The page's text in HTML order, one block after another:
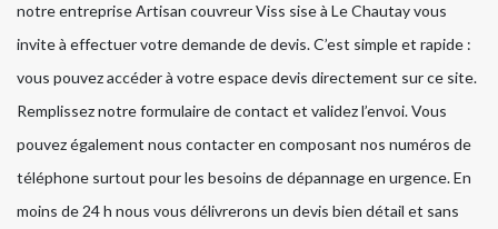
notre entreprise Artisan couvreur Viss sise à Le Chautay vous
invite à effectuer votre demande de devis. C’est simple et rapide :
vous pouvez accéder à votre espace devis directement sur ce site.
Remplissez notre formulaire de contact et validez l’envoi. Vous
pouvez également nous contacter en composant nos numéros de
téléphone surtout pour les besoins de dépannage en urgence. En
moins de 24 h nous vous délivrerons un devis bien détail et sans